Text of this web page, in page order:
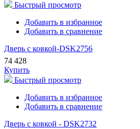
Быстрый просмотр
Добавить в избранное
Добавить в сравнение
Дверь с ковкой-DSK2756
74 428
Купить
Быстрый просмотр
Добавить в избранное
Добавить в сравнение
Дверь с ковкой - DSK2732